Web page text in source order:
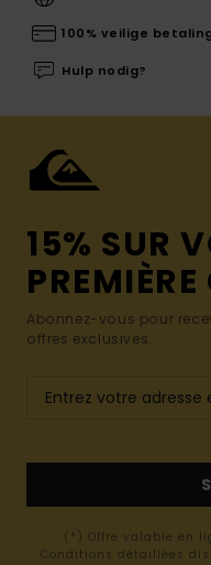
100% veilige
Hulp nodig?
15% SUR
Abonnez-vous pour
offres exclusives.
(*) Offre valable en
Conditions détaillées